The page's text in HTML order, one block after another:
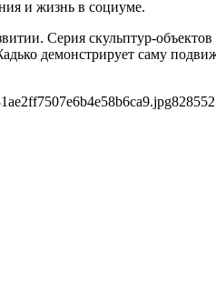
и жизнь в социуме.
Серия скульптур-
демонстрирует саму
828552